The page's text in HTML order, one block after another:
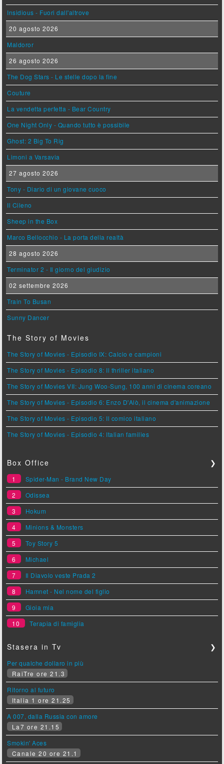
Insidious - Fuori dall'altrove
20 agosto 2026
Maldoror
26 agosto 2026
The Dog Stars - Le stelle dopo la fine
Couture
La vendetta perfetta - Bear Country
One Night Only - Quando tutto è possibile
Ghost: 2 Big To Rig
Limoni a Varsavia
27 agosto 2026
Tony - Diario di un giovane cuoco
Il Cileno
Sheep in the Box
Marco Bellocchio - La porta della realtà
28 agosto 2026
Terminator 2 - Il giorno del giudizio
02 settembre 2026
Train To Busan
Sunny Dancer
The Story of Movies
The Story of Movies - Episodio IX: Calcio e campioni
The Story of Movies - Episodio 8: Il thriller italiano
The Story of Movies VII: Jung Woo-Sung, 100 anni di cinema coreano
The Story of Movies - Episodio 6: Enzo D'Alò, il cinema d'animazione
The Story of Movies - Episodio 5: Il comico italiano
The Story of Movies - Episodio 4: Italian families
Box Office ❯
1
Spider-Man - Brand New Day
2
Odissea
3
Hokum
4
Minions & Monsters
5
Toy Story 5
6
Michael
7
Il Diavolo veste Prada 2
8
Hamnet - Nel nome del figlio
9
Gioia mia
10
Terapia di famiglia
Stasera in Tv ❯
Per qualche dollaro in più
RaiTre ore 21.3
Ritorno al futuro
Italia 1 ore 21.25
A 007, dalla Russia con amore
La7 ore 21.15
Smokin' Aces
Canale 20 ore 21.1